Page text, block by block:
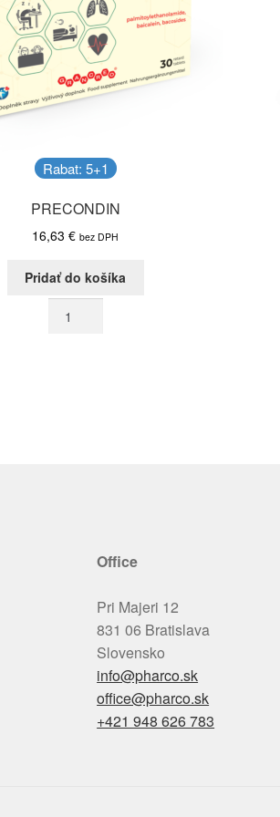
Rabat: 5+1
PRECONDIN
16,63€ bez DPH
Pridať do košíka
PRECONDIN
Office
Pri Majeri 12
831 06 Bratislava
Slovensko
info@pharco.sk
office@pharco.sk
+421 948 626 783